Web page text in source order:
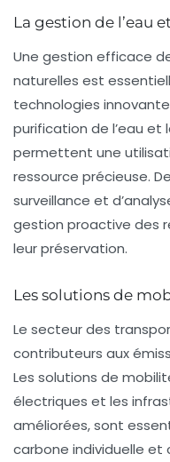
La gestion de l’eau
Une gestion efficace
naturelles est
technologies
purification de l’eau et
permettent une
ressource précieuse.
surveillance et
gestion proactive des
leur préservation.
Les solutions de
Le secteur des
contributeurs aux
Les solutions de
électriques et les
améliorées, sont
carbone individuelle et